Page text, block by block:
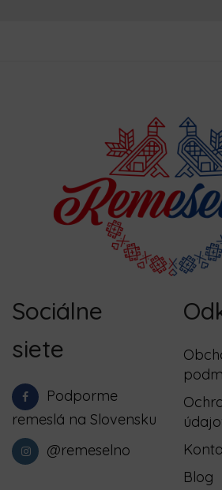
Sociálne
siete
Podporme
remeslá na Slovensku
@remeselno
Blog